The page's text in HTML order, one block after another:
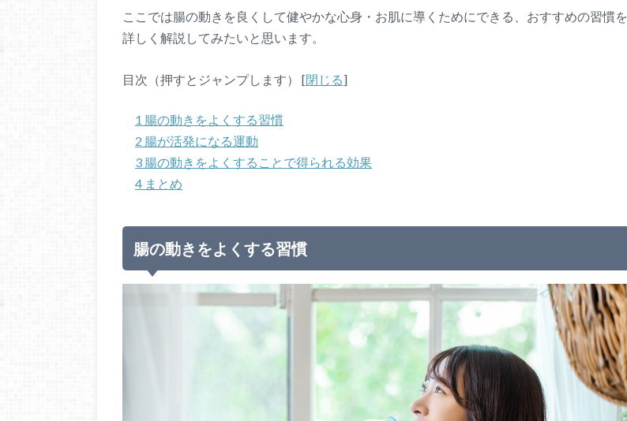
ここでは腸の動きを良くして健やかな心身・お肌に導くためにできる、おすすめの習慣を
詳しく解説してみたいと思います。
目次（押すとジャンプします） [閉じる]
1 腸の動きをよくする習慣
2 腸が活発になる運動
3 腸の動きをよくすることで得られる効果
4 まとめ
腸の動きをよくする習慣